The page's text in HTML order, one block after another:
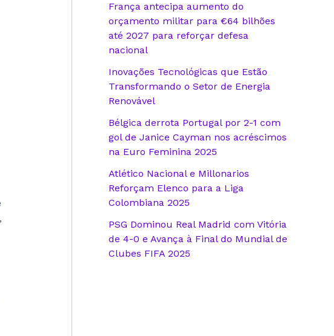
França antecipa aumento do
orçamento militar para €64 bilhões
até 2027 para reforçar defesa
nacional
Inovações Tecnológicas que Estão
Transformando o Setor de Energia
Renovável
Bélgica derrota Portugal por 2-1 com
gol de Janice Cayman nos acréscimos
na Euro Feminina 2025
Atlético Nacional e Millonarios
Reforçam Elenco para a Liga
Colombiana 2025
PSG Dominou Real Madrid com Vitória
de 4-0 e Avança à Final do Mundial de
Clubes FIFA 2025